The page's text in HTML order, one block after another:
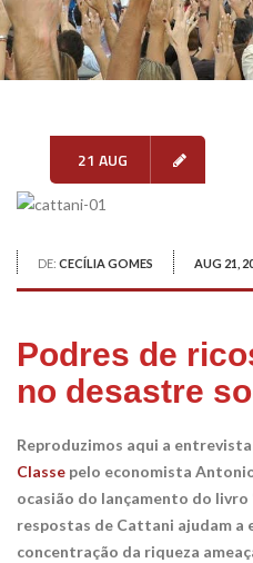
21 AUG
DE: CECÍLIA GOMES AUG 21,
Podres de
no desastre
Reproduzimos aqui a
Classe pelo economista
ocasião do lançamento do livro
respostas de Cattani ajudam a
concentração da riqueza